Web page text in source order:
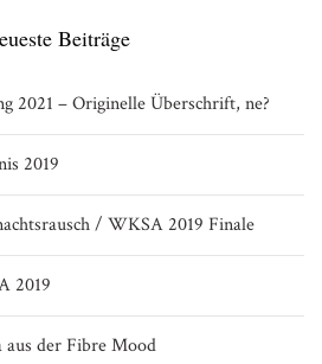
Beiträge
2021 – Originelle Überschrift, ne?
2019
/ WKSA 2019 Finale
2019
der Fibre Mood